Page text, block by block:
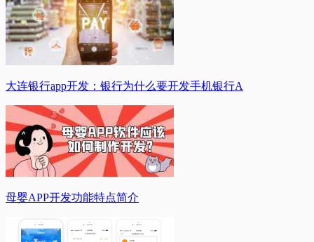
大连银行app开发：银行为什么要开发手机银行A
母婴APP开发功能特点简介